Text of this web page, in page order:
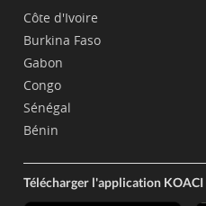
Côte d'Ivoire
Burkina Faso
Gabon
Congo
Sénégal
Bénin
Télécharger l'application KOACI